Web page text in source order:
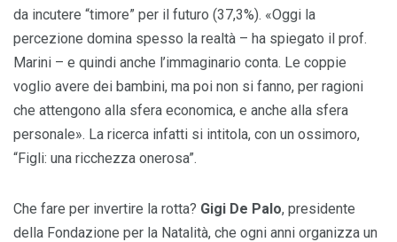
da incutere “timore” per il futuro (37,3%). «Oggi la
percezione domina spesso la realtà – ha spiegato il prof.
Marini – e quindi anche l’immaginario conta. Le coppie
voglio avere dei bambini, ma poi non si fanno, per ragioni
che attengono alla sfera economica, e anche alla sfera
personale». La ricerca infatti si intitola, con un ossimoro,
“Figli: una ricchezza onerosa”.
Che fare per invertire la rotta? Gigi De Palo, presidente
della Fondazione per la Natalità, che ogni anni organizza un